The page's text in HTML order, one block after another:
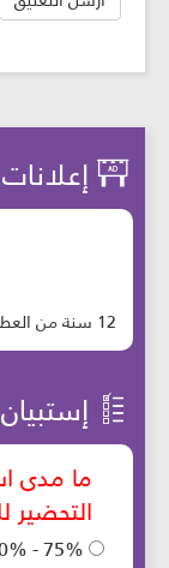
إعلانات
12 سنة من العطاء
إستبيان